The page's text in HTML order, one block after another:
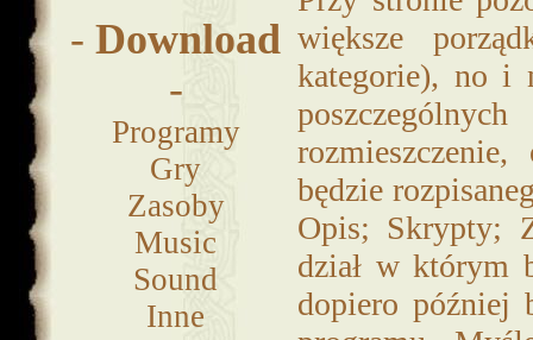
-Download
-
Programy
Gry
Zasoby
Music
Sound
Inne
większe
kategorie), no i
będzie
Opis; Skrypty;
dział w którym
dopiero później